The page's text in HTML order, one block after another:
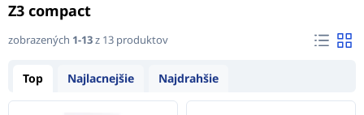
Z3 compact
zobrazených 1-13z 13 produktov
Top Najlacnejšie Najdrahšie